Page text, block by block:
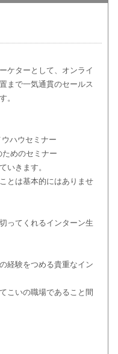
ケターとして、オンライ
まで一気通貫のセールス
。
ハウセミナー
ためのセミナー
いきます。
とは基本的にはありませ
ってくれるインターン生
経験をつめる貴重なイン
こいの職場であること間